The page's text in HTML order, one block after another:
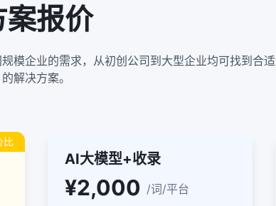
案报价
模企业的需求，从初创公司到大型企业均可找到合适
的解决方案。
比
AI大模型+收录
¥2,000 /词/平台